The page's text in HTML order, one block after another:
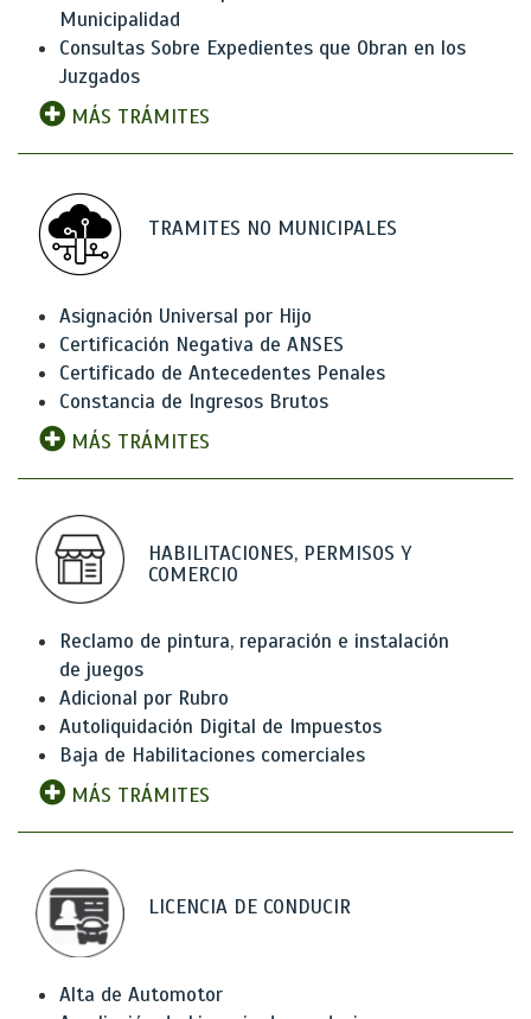
Municipalidad
Consultas Sobre Expedientes que Obran en los
Juzgados
MÁS TRÁMITES
TRAMITES NO MUNICIPALES
Asignación Universal por Hijo
Certificación Negativa de ANSES
Certificado de Antecedentes Penales
Constancia de Ingresos Brutos
MÁS TRÁMITES
HABILITACIONES, PERMISOS Y
COMERCIO
Reclamo de pintura, reparación e instalación
de juegos
Adicional por Rubro
Autoliquidación Digital de Impuestos
Baja de Habilitaciones comerciales
MÁS TRÁMITES
LICENCIA DE CONDUCIR
Alta de Automotor